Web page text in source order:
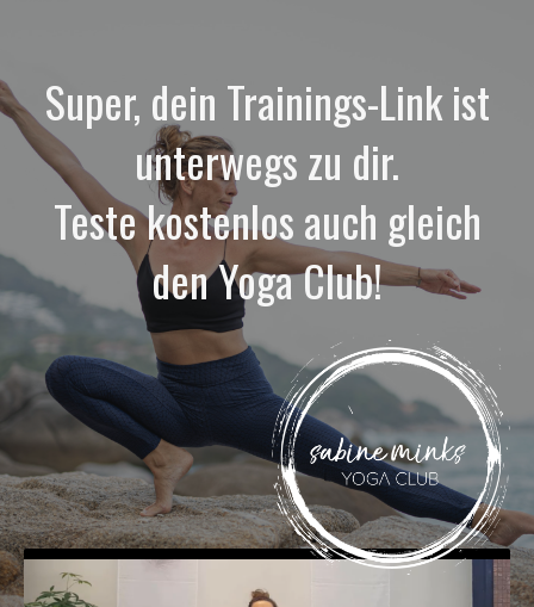
Super, dein Trainings-Link ist
unterwegs zu dir.
Teste kostenlos auch gleich
den Yoga Club!